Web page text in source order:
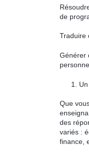
de
Traduire
Générer
Que
des
variés :
finance,